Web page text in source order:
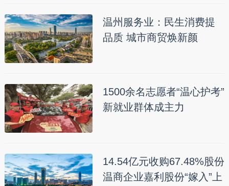
温州服务业：民生消费提
品质 城市商贸焕新颜
1500余名志愿者“温心护考”
新就业群体成主力
14.54亿元收购67.48%股份
温商企业嘉利股份“嫁入”上